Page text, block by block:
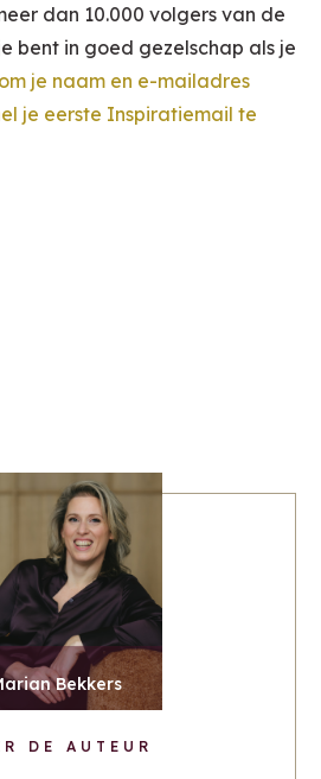
dan 10.000 volgers van de
bent in goed gezelschap als je
je naam en e-mailadres
je eerste Inspiratiemail te
DE AUTEUR
Bekkers